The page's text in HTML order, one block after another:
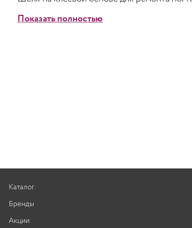
Показать полностью
Каталог
Бренды
Акции